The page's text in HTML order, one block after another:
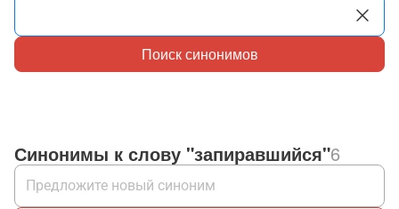
Поиск синонимов
Синонимы к слову "запиравшийся"6